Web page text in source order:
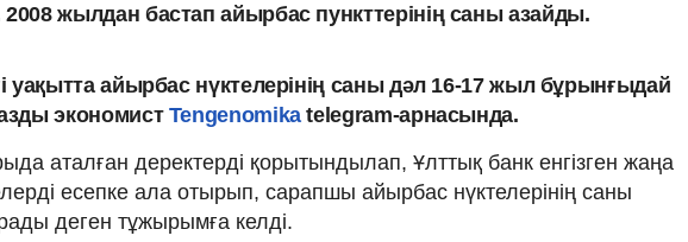
2008 жылдан бастап айырбас пункттерінің саны азайды.
уақытта айырбас нүктелерінің саны дәл 16-17 жыл бұрынғыдай
экономист Tengenomikatelegram-арнасында.
аталған деректерді қорытындылап, Ұлттық банк енгізген жаңа
есепке ала отырып, сарапшы айырбас нүктелерінің саны
деген тұжырымға келді.